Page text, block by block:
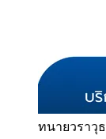
ทนายวราวุธ